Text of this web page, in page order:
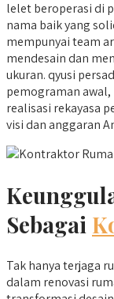
lelet beroperasi di
nama baik yang
mempunyai team
mendesain dan
ukuran. qyusi
pemograman
realisasi rekayasa
visi dan anggaran
Sebagai
Tak hanya terjaga
dalam renovasi